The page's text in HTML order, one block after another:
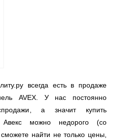
всегда есть в продаже
AVEX. У нас постоянно
а значит купить
Авекс можно недорого (со
найти не только цены,